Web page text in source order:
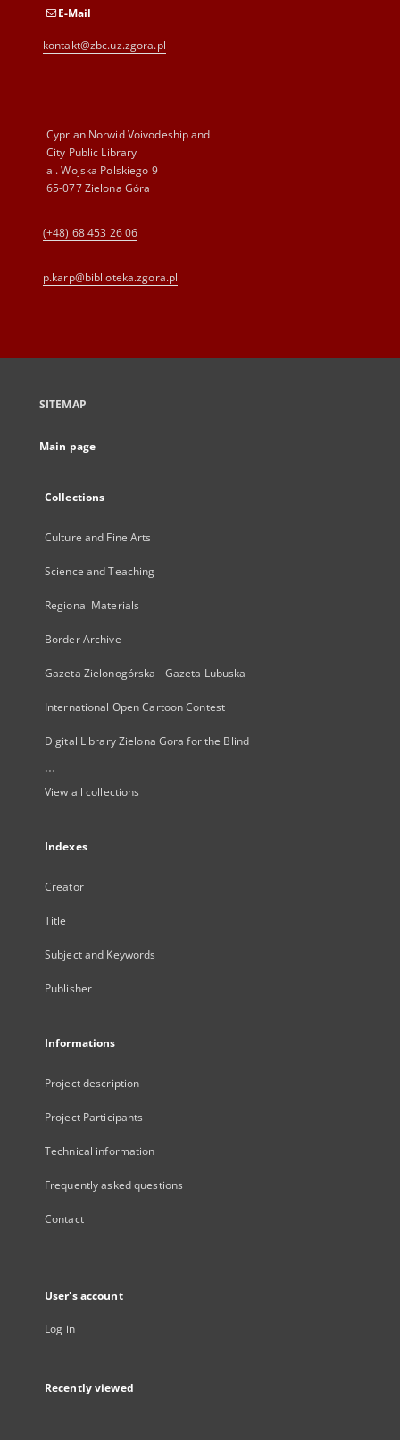
E-Mail
kontakt@zbc.uz.zgora.pl
Cyprian Norwid Voivodeship and
City Public Library
al. Wojska Polskiego 9
65-077 Zielona Góra
(+48) 68 453 26 06
p.karp@biblioteka.zgora.pl
SITEMAP
Main page
Collections
Culture and Fine Arts
Science and Teaching
Regional Materials
Border Archive
Gazeta Zielonogórska - Gazeta Lubuska
International Open Cartoon Contest
Digital Library Zielona Gora for the Blind
...
View all collections
Indexes
Creator
Title
Subject and Keywords
Publisher
Informations
Project description
Project Participants
Technical information
Frequently asked questions
Contact
User's account
Log in
Recently viewed